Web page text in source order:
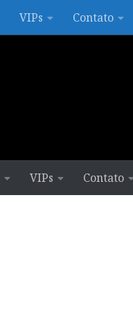
VIPs Contato
VIPs Contato